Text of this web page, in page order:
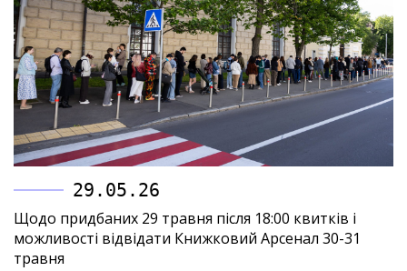
29.05.26
Щодо придбаних 29 травня після 18:00 квитків і
можливості відвідати Книжковий Арсенал 30-31
травня